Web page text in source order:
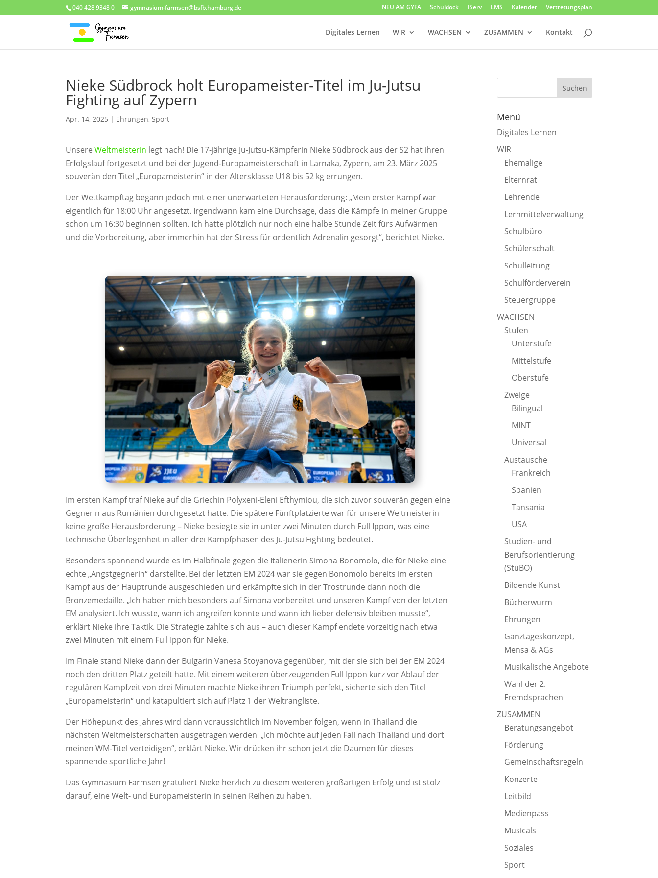
040 428 9348 0 gymnasium-farmsen@bsfb.hamburg.de NEU AM GYFA Schuldock IServ LMS Kalender Vertretungsplan
Digitales Lernen WIR WACHSEN ZUSAMMEN Kontakt
Nieke Südbrock holt Europameister-Titel im Ju-Jutsu
Fighting auf Zypern
Apr. 14, 2025 | Ehrungen,Sport
UnsereWeltmeisterin legt nach! Die 17-jährige Ju-Jutsu-Kämpferin Nieke Südbrock aus der S2 hat ihren
Erfolgslauf fortgesetzt und bei der Jugend-Europameisterschaft in Larnaka, Zypern, am 23. März 2025
souverän den Titel „Europameisterin“ in der Altersklasse U18 bis 52 kg errungen.
Der Wettkampftag begann jedoch mit einer unerwarteten Herausforderung: „Mein erster Kampf war
eigentlich für 18:00 Uhr angesetzt. Irgendwann kam eine Durchsage, dass die Kämpfe in meiner Gruppe
schon um 16:30 beginnen sollten. Ich hatte plötzlich nur noch eine halbe Stunde Zeit fürs Aufwärmen
und die Vorbereitung, aber immerhin hat der Stress für ordentlich Adrenalin gesorgt“, berichtet Nieke.
Im ersten Kampf traf Nieke auf die Griechin Polyxeni-Eleni Efthymiou, die sich zuvor souverän gegen eine
Gegnerin aus Rumänien durchgesetzt hatte. Die spätere Fünftplatzierte war für unsere Weltmeisterin
keine große Herausforderung – Nieke besiegte sie in unter zwei Minuten durch Full Ippon, was eine
technische Überlegenheit in allen drei Kampfphasen des Ju-Jutsu Fighting bedeutet.
Besonders spannend wurde es im Halbfinale gegen die Italienerin Simona Bonomolo, die für Nieke eine
echte „Angstgegnerin“ darstellte. Bei der letzten EM 2024 war sie gegen Bonomolo bereits im ersten
Kampf aus der Hauptrunde ausgeschieden und erkämpfte sich in der Trostrunde dann noch die
Bronzemedaille. „Ich haben mich besonders auf Simona vorbereitet und unseren Kampf von der letzten
EM analysiert. Ich wusste, wann ich angreifen konnte und wann ich lieber defensiv bleiben musste“,
erklärt Nieke ihre Taktik. Die Strategie zahlte sich aus – auch dieser Kampf endete vorzeitig nach etwa
zwei Minuten mit einem Full Ippon für Nieke.
Im Finale stand Nieke dann der Bulgarin Vanesa Stoyanova gegenüber, mit der sie sich bei der EM 2024
noch den dritten Platz geteilt hatte. Mit einem weiteren überzeugenden Full Ippon kurz vor Ablauf der
regulären Kampfzeit von drei Minuten machte Nieke ihren Triumph perfekt, sicherte sich den Titel
„Europameisterin“ und katapultiert sich auf Platz 1 der Weltrangliste.
Der Höhepunkt des Jahres wird dann voraussichtlich im November folgen, wenn in Thailand die
nächsten Weltmeisterschaften ausgetragen werden. „Ich möchte auf jeden Fall nach Thailand und dort
meinen WM-Titel verteidigen“, erklärt Nieke. Wir drücken ihr schon jetzt die Daumen für dieses
spannende sportliche Jahr!
Das Gymnasium Farmsen gratuliert Nieke herzlich zu diesem weiteren großartigen Erfolg und ist stolz
darauf, eine Welt- und Europameisterin in seinen Reihen zu haben.
Menü
Digitales Lernen
WIR
Ehemalige
Elternrat
Lehrende
Lernmittelverwaltung
Schulbüro
Schülerschaft
Schulleitung
Schulförderverein
Steuergruppe
WACHSEN
Stufen
Unterstufe
Mittelstufe
Oberstufe
Zweige
Bilingual
MINT
Universal
Austausche
Frankreich
Spanien
Tansania
USA
Studien- und
Berufsorientierung
(StuBO)
Bildende Kunst
Bücherwurm
Ehrungen
Ganztageskonzept,
Mensa & AGs
Musikalische Angebote
Wahl der 2.
Fremdsprachen
ZUSAMMEN
Beratungsangebot
Förderung
Gemeinschaftsregeln
Konzerte
Leitbild
Medienpass
Musicals
Soziales
Sport